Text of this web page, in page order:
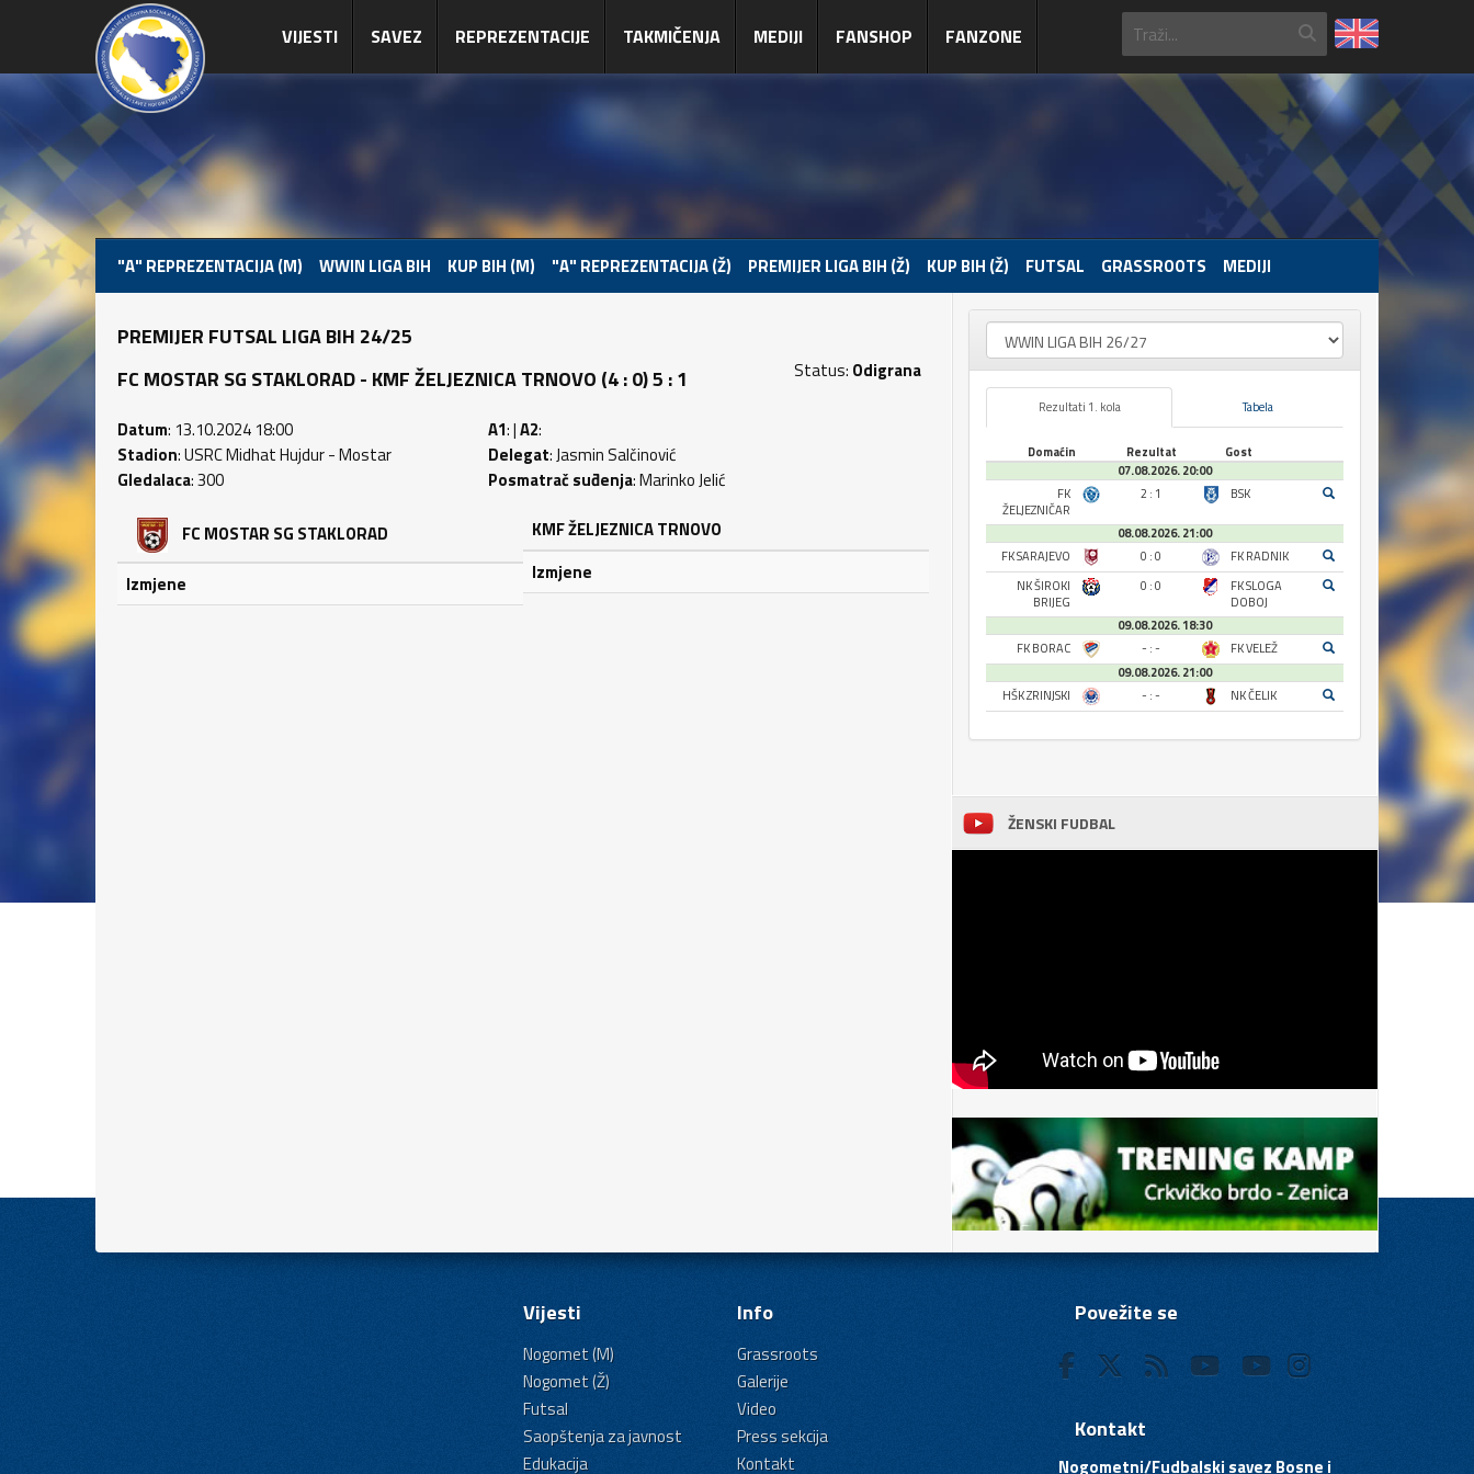
VIJESTI SAVEZ REPREZENTACIJE TAKMIČENJA MEDIJI FANSHOP FANZONE
"A" REPREZENTACIJA (M) WWIN LIGA BIH KUP BIH (M) "A" REPREZENTACIJA (Ž) PREMIJER LIGA BIH (Ž) KUP BIH (Ž) FUTSAL GRASSROOTS MEDIJI
PREMIJER FUTSAL LIGA BIH 24/25
FC MOSTAR SG STAKLORAD - KMF ŽELJEZNICA TRNOVO (4 : 0) 5 : 1
Status: Odigrana
Datum: 13.10.2024 18:00
Stadion: USRC Midhat Hujdur - Mostar
Gledalaca: 300
A1: |A2:
Delegat: Jasmin Salčinović
Posmatrač suđenja: Marinko Jelić
FC MOSTAR SG STAKLORAD
Izmjene
KMF ŽELJEZNICA TRNOVO
Izmjene
Rezultati 1. kola Tabela
Domaćin Rezultat
Gost
07.08.2026. 20:00
FK
ŽELJEZNIČAR
2 : 1 BSK
08.08.2026. 21:00
FK SARAJEVO
0 : 0
FK RADNIK
NK ŠIROKI
BRIJEG
0 : 0
FK SLOGA
DOBOJ
09.08.2026. 18:30
FK BORAC
- : -
FK VELEŽ
09.08.2026. 21:00
HŠK ZRINJSKI
- : - NK ČELIK
ŽENSKI FUDBAL
Vijesti
Nogomet (M)
Nogomet (Ž)
Futsal
Saopštenja za javnost
Edukacija
Info
Grassroots
Galerije
Video
Press sekcija
Kontakt
Povežite se
Kontakt
Nogometni/Fudbalski savez Bosne i